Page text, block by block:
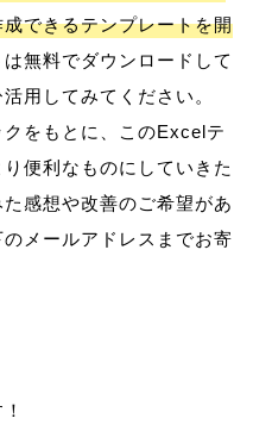
できるテンプレートを開
無料でダウンロードして
用してみてください。
をもとに、このExcelテ
便利なものにしていきた
感想や改善のご希望があ
メールアドレスまでお寄